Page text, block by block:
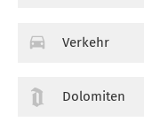
Verkehr
Dolomiten